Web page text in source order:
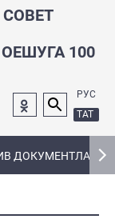
100
РУС
ТАТ
ДОКУМЕНТЛАРЫ